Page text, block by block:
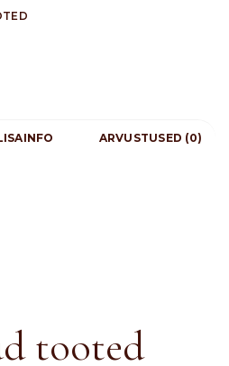
ARVUSTUSED (0)
tooted